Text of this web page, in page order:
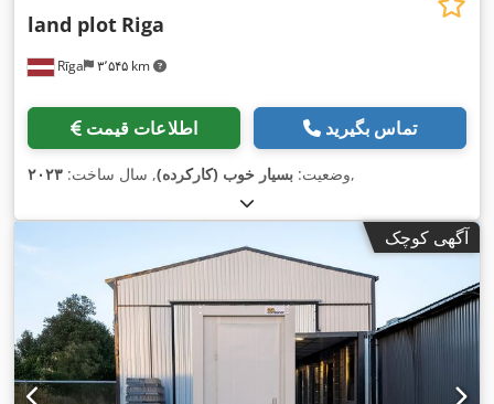
Rīga ۳٬۵۴۵ km
land plot Riga
اطلاعات قیمت تماس بگیرید
وضعیت: بسیار خوب (کارکرده), سال ساخت: ۲۰۲۳ ,
آگهی کوچک